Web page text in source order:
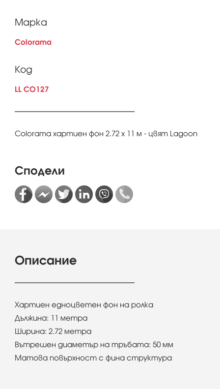
Марка
Colorama
Код
LL CO127
Colorama хартиен фон 2.72 x 11 м - цвят Lagoon
Сподели
Описание
Хартиен едноцветен фон на ролка
Дължина: 11 метра
Ширина: 2.72 метра
Вътрешен диаметър на тръбата: 50 мм
Матова повърхност с фина структура